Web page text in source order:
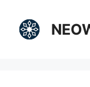
Inhalt
springen